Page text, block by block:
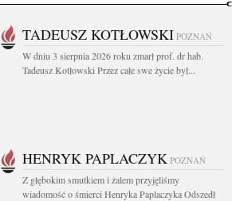
TADEUSZ KOTŁOWSKI POZNAŃ
W dniu 3 sierpnia 2026 roku zmarł prof. dr hab.
Tadeusz Kotłowski Przez całe swe życie był...
HENRYK PAPLACZYK POZNAŃ
Z głębokim smutkiem i żalem przyjęliśmy
wiadomość o śmierci Henryka Paplaczyka Odszedł